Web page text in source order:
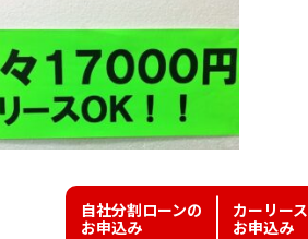
自社分割ローンの
お申込み
カーリース
お申込み